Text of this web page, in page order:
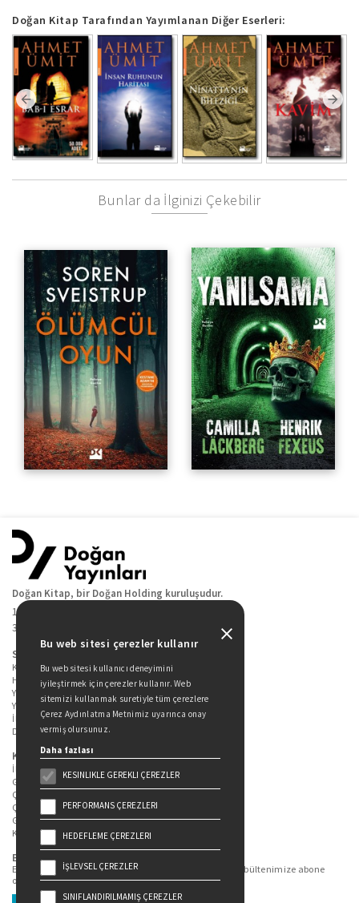
Doğan Kitap Tarafından Yayımlanan Diğer Eserleri:
Bunlar da İlginizi Çekebilir
Doğan Kitap, bir Doğan Holding kuruluşudur.
19 Mayıs Cad. Golden Plaza No:1 Kat:10
34360 / Şişli / İstanbul
Sitede Yer Alan Sayfalar
Kitaplarımız
Hakkımızda
Yazarlarımız
Yazar Adayları İçin
İletişim
Duygu Asena Roman Ödülü
Kişisel Verilerin Korunması
İlgili Kişi Başvuru Formu
Genel Aydınlatma Metni
Çekiliş Aydınlatma Metni
Çerez Aydınlatma Metni
Gizlilik Politikası
Kullanım Şartları
Bizi Takip Edin...
En güncel kitap ve etkinliklerden haberdar olmak için bültenimize abone
olun.
Bu web sitesi çerezler kullanır
Bu web sitesi kullanıcı deneyimini
iyileştirmek için çerezler kullanır. Web
sitemizi kullanmak suretiyle tüm çerezlere
Çerez Aydınlatma Metnimiz uyarınca onay
vermiş olursunuz.
Daha fazlası
KESINLIKLE GEREKLI ÇEREZLER
PERFORMANS ÇEREZLERI
HEDEFLEME ÇEREZLERI
İŞLEVSEL ÇEREZLER
SINIFLANDIRILMAMIŞ ÇEREZLER